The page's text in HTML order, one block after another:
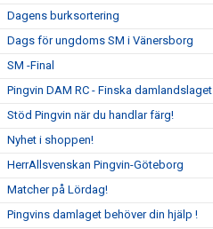
Dagens burksortering
Dags för ungdoms SM i Vänersborg
SM -Final
Pingvin DAM RC - Finska damlandslaget
Stöd Pingvin när du handlar färg!
Nyhet i shoppen!
HerrAllsvenskan Pingvin-Göteborg
Matcher på Lördag!
Pingvins damlaget behöver din hjälp !